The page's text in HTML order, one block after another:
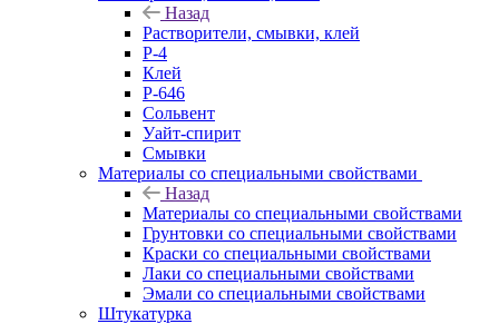
Назад
Растворители, смывки, клей
Р-4
Клей
Р-646
Сольвент
Уайт-спирит
Смывки
Материалы со специальными свойствами
Назад
Материалы со специальными свойствами
Грунтовки со специальными свойствами
Краски со специальными свойствами
Лаки со специальными свойствами
Эмали со специальными свойствами
Штукатурка